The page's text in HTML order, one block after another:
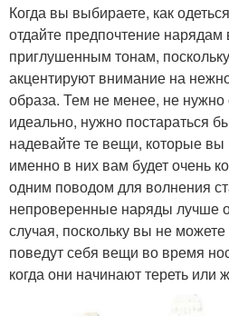
Когда вы выбираете, как
отдайте предпочтение
приглушенным тонам,
акцентируют внимание на
образа. Тем не менее, не нужно
идеально, нужно постараться
надевайте те вещи, которые
именно в них вам будет очень
одним поводом для волнения
непроверенные наряды лучше
случая, поскольку вы не можете
поведут себя вещи во время
когда они начинают тереть или